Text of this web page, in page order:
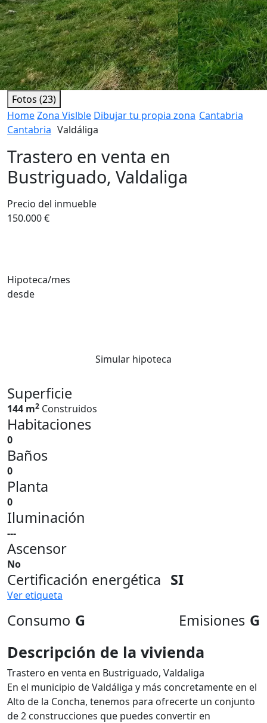
Fotos (23)
HomeZona Vislble Dibujar tu propia zona Cantabria
Cantabria Valdáliga
Trastero en venta en
Bustriguado, Valdaliga
Precio del inmueble
150.000 €
Hipoteca/mes
desde
Simular hipoteca
Superficie
144 m2 Construidos
Habitaciones
0
Baños
0
Planta
0
Iluminación
---
Ascensor
No
Certificación energética SI
Ver etiqueta
Consumo G Emisiones G
Descripción de la vivienda
Trastero en venta en Bustriguado, Valdaliga
En el municipio de Valdáliga y más concretamente en el
Alto de la Concha, tenemos para ofrecerte un conjunto
de 2 construcciones que puedes convertir en